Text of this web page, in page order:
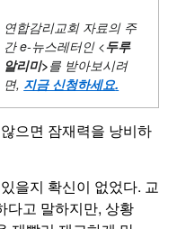
연합감리교회 자료의 주
간e-뉴스레터인 <두루
알리미>를 받아보시려
면, 지금 신청하세요.
으면 잠재력을 낭비하
을지 확신이 없었다. 교
다고 말하지만, 상황